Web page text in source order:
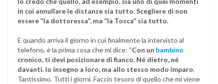
in cui annullare le distanze sia tutto. Scegliere di non
essere “la dottoressa”, ma “la Tosca” sia tutto.
E quando arriva il giorno in cui finalmente la intervisto al
telefono, è la prima cosa che mi dice: “Con un bambino
cronico, ti devi posizionare di fianco. Né dietro, né
davanti. Io insegno a loro, ma allo stesso modo imparo.
Tantissimo. Tutti i giorni. Faccio tesoro di quello che mi viene